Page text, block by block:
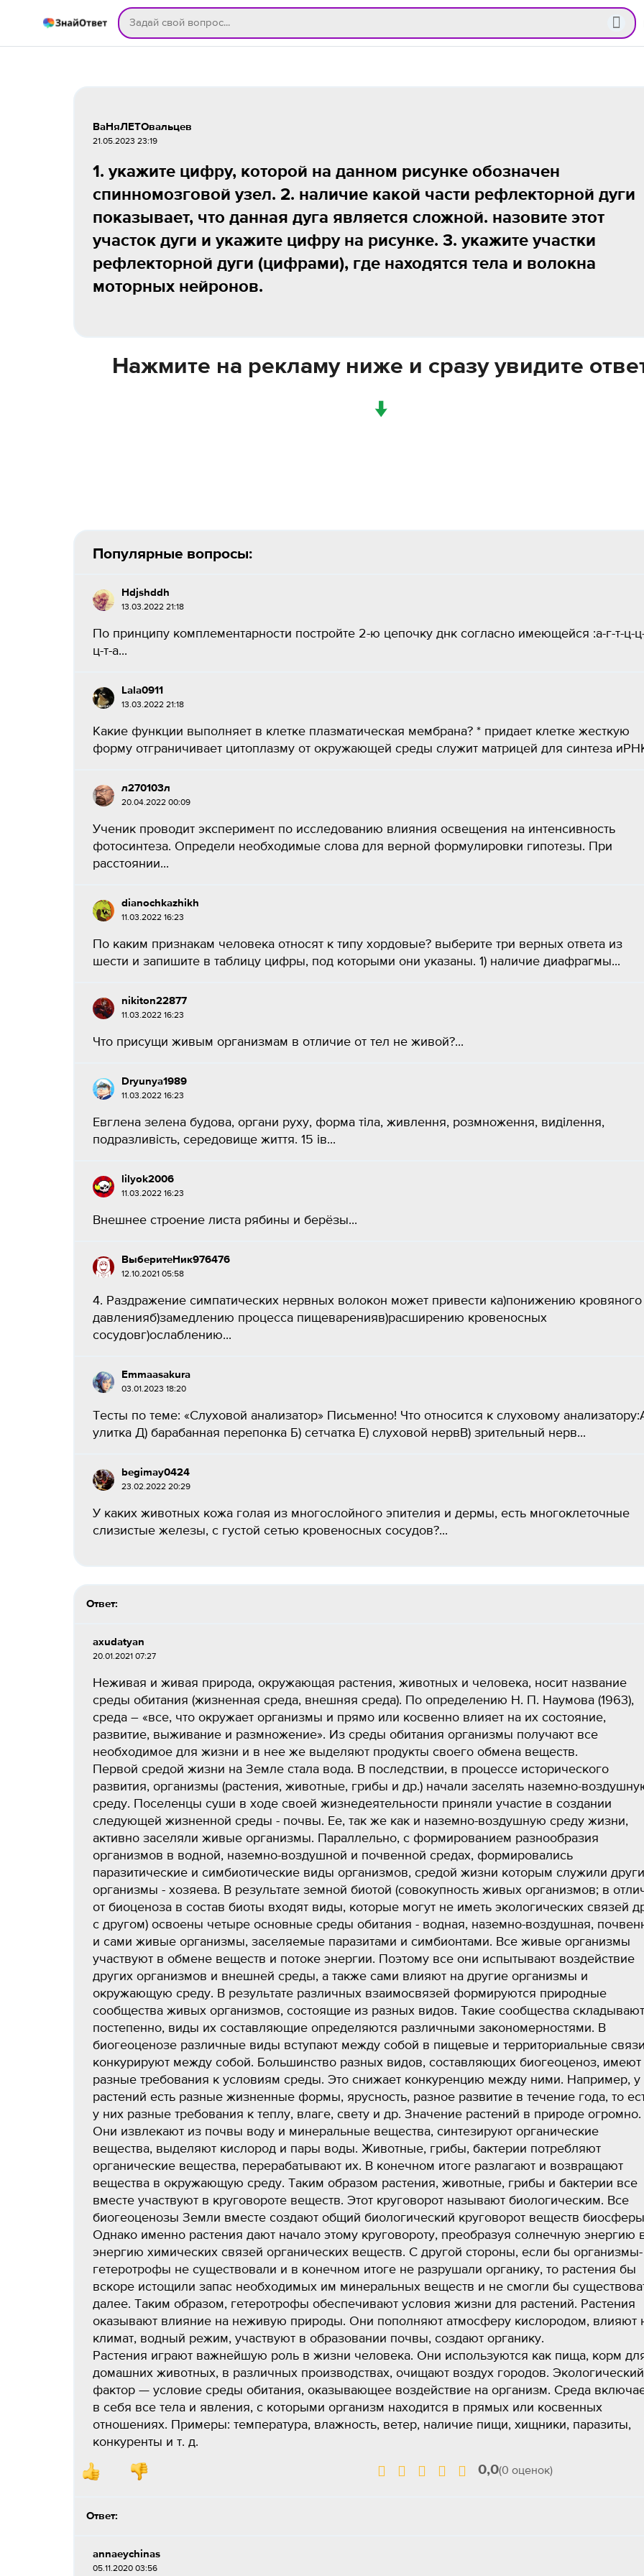
ВаНяЛЕТОвальцев
21.05.2023 23:19
1. укажите цифру, которой на данном рисунке обозначен
спинномозговой узел. 2. наличие какой части рефлекторной дуги
показывает, что данная дуга является сложной. назовите этот
участок дуги и укажите цифру на рисунке. 3. укажите участки
рефлекторной дуги (цифрами), где находятся тела и волокна
моторных нейронов.
Нажмите на рекламу ниже и сразу увидите
↓
Популярные вопросы:
Hdjshddh
13.03.2022 21:18
По принципу комплементарности постройте 2-ю цепочку днк согласно имеющейся :а-г-т-ц-
ц-т-а...
Lala0911
13.03.2022 21:18
Какие функции выполняет в клетке плазматическая мембрана? * придает клетке жесткую
форму отграничивает цитоплазму от окружающей среды служит матрицей для синтеза
л270103л
20.04.2022 00:09
Ученик проводит эксперимент по исследованию влияния освещения на интенсивность
фотосинтеза. Определи необходимые слова для верной формулировки гипотезы. При
расстоянии...
dianochkazhikh
11.03.2022 16:23
По каким признакам человека относят к типу хордовые? выберите три верных ответа из
шести и запишите в таблицу цифры, под которыми они указаны. 1) наличие диафрагмы...
nikiton22877
11.03.2022 16:23
Что присущи живым организмам в отличие от тел не живой?...
Dryunya1989
11.03.2022 16:23
Евглена зелена будова, органи руху, форма тіла, живлення, розмноження, виділення,
подразливість, середовище життя. 15 ів...
lilyok2006
11.03.2022 16:23
Внешнее строение листа рябины и берёзы...
ВыберитеНик976476
12.10.2021 05:58
4. Раздражение симпатических нервных волокон может привести ка)понижению кровяного
давленияб)замедлению процесса пищеваренияв)расширению кровеносных
сосудовг)ослаблению...
Emmaasakura
03.01.2023 18:20
Тесты по теме: «Слуховой анализатор» Письменно! Что относится к слуховому
улитка Д) барабанная перепонка Б) сетчатка Е) слуховой нервВ) зрительный нерв...
begimay0424
23.02.2022 20:29
У каких животных кожа голая из многослойного эпителия и дермы, есть многоклеточные
слизистые железы, с густой сетью кровеносных сосудов?...
Ответ:
axudatyan
20.01.2021 07:27
Неживая и живая природа, окружающая растения, животных и человека, носит название
среды обитания (жизненная среда, внешняя среда). По определению Н. П. Наумова (1963),
среда – «все, что окружает организмы и прямо или косвенно влияет на их состояние,
развитие, выживание и размножение». Из среды обитания организмы получают все
необходимое для жизни и в нее же выделяют продукты своего обмена веществ.
Первой средой жизни на Земле стала вода. В последствии, в процессе исторического
развития, организмы (растения, животные, грибы и др.) начали заселять наземно-
среду. Поселенцы суши в ходе своей жизнедеятельности приняли участие в создании
следующей жизненной среды - почвы. Ее, так же как и наземно-воздушную среду жизни,
активно заселяли живые организмы. Параллельно, с формированием разнообразия
организмов в водной, наземно-воздушной и почвенной средах, формировались
паразитические и симбиотические виды организмов, средой жизни которым служили
организмы - хозяева. В результате земной биотой (совокупность живых организмов; в
от биоценоза в состав биоты входят виды, которые могут не иметь экологических связей
с другом) освоены четыре основные среды обитания - водная, наземно-воздушная,
и сами живые организмы, заселяемые паразитами и симбионтами. Все живые организмы
участвуют в обмене веществ и потоке энергии. Поэтому все они испытывают воздействие
других организмов и внешней среды, а также сами влияют на другие организмы и
окружающую среду. В результате различных взаимосвязей формируются природные
сообщества живых организмов, состоящие из разных видов. Такие сообщества
постепенно, виды их составляющие определяются различными закономерностями. В
биогеоценозе различные виды вступают между собой в пищевые и территориальные
конкурируют между собой. Большинство разных видов, составляющих биогеоценоз, имеют
разные требования к условиям среды. Это снижает конкуренцию между ними. Например, у
растений есть разные жизненные формы, ярусность, разное развитие в течение года, то
у них разные требования к теплу, влаге, свету и др. Значение растений в природе огромно.
Они извлекают из почвы воду и минеральные вещества, синтезируют органические
вещества, выделяют кислород и пары воды. Животные, грибы, бактерии потребляют
органические вещества, перерабатывают их. В конечном итоге разлагают и возвращают
вещества в окружающую среду. Таким образом растения, животные, грибы и бактерии все
вместе участвуют в круговороте веществ. Этот круговорот называют биологическим. Все
биогеоценозы Земли вместе создают общий биологический круговорот веществ
Однако именно растения дают начало этому круговороту, преобразуя солнечную энергию
энергию химических связей органических веществ. С другой стороны, если бы организмы-
гетеротрофы не существовали и в конечном итоге не разрушали органику, то растения бы
вскоре истощили запас необходимых им минеральных веществ и не смогли бы
далее. Таким образом, гетеротрофы обеспечивают условия жизни для растений. Растения
оказывают влияние на неживую природы. Они пополняют атмосферу кислородом, влияют
климат, водный режим, участвуют в образовании почвы, создают органику.
Растения играют важнейшую роль в жизни человека. Они используются как пища, корм
домашних животных, в различных производствах, очищают воздух городов. Экологический
фактор — условие среды обитания, оказывающее воздействие на организм. Среда
в себя все тела и явления, с которыми организм находится в прямых или косвенных
отношениях. Примеры: температура, влажность, ветер, наличие пищи, хищники, паразиты,
конкуренты и т. д.
0,0(0 оценок)
Ответ:
annaeychinas
05.11.2020 03:56